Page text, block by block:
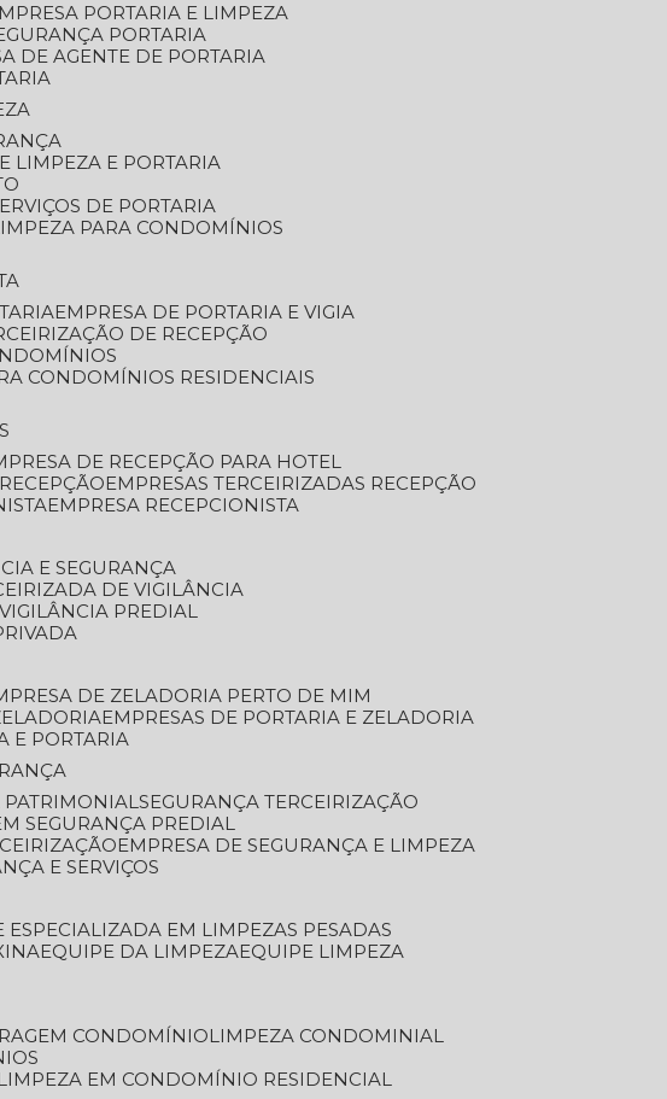
EMPRESA PORTARIA E LIMPEZA
PORTARIA
DE AGENTE DE PORTARIA
LIMPEZA E PORTARIA
DE PORTARIA
PARA CONDOMÍNIOS
EMPRESA DE PORTARIA E VIGIA
DE RECEPÇÃO
CONDOMÍNIOS RESIDENCIAIS
DE RECEPÇÃO PARA HOTEL
EMPRESAS TERCEIRIZADAS RECEPÇÃO
EMPRESA RECEPCIONISTA
E SEGURANÇA
DE VIGILÂNCIA
VIGILÂNCIA PREDIAL
DE ZELADORIA PERTO DE MIM
EMPRESAS DE PORTARIA E ZELADORIA
E PORTARIA
PATRIMONIAL SEGURANÇA TERCEIRIZAÇÃO
SEGURANÇA PREDIAL
EMPRESA DE SEGURANÇA E LIMPEZA
E SERVIÇOS
ESPECIALIZADA EM LIMPEZAS PESADAS
EQUIPE DA LIMPEZA EQUIPE LIMPEZA
CONDOMÍNIO
LIMPEZA CONDOMINIAL
LIMPEZA EM CONDOMÍNIO RESIDENCIAL